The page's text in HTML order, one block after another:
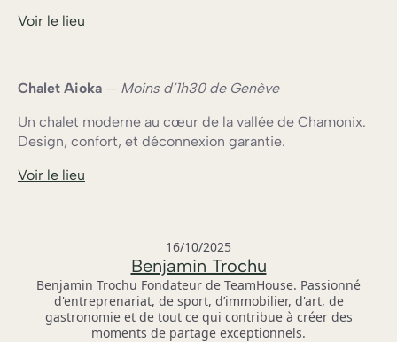
Voir le lieu
Chalet Aioka — Moins d’1h30 de Genève
Un chalet moderne au cœur de la vallée de Chamonix.
Design, confort, et déconnexion garantie.
Voir le lieu
16/10/2025
Benjamin Trochu
Benjamin Trochu Fondateur de TeamHouse. Passionné
d'entreprenariat, de sport, d’immobilier, d'art, de
gastronomie et de tout ce qui contribue à créer des
moments de partage exceptionnels.